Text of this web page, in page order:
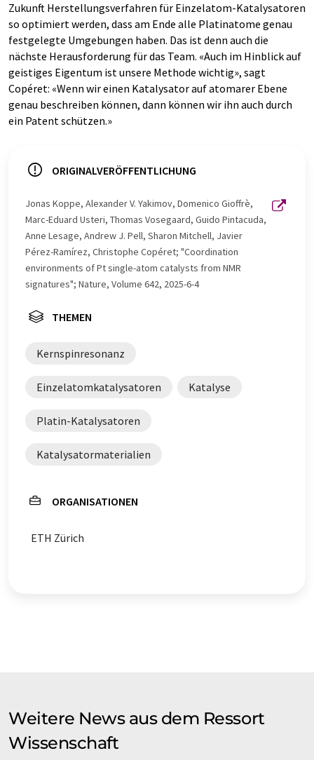
Zukunft Herstellungsverfahren für Einzelatom-Katalysatoren
so optimiert werden, dass am Ende alle Platinatome genau
festgelegte Umgebungen haben. Das ist denn auch die
nächste Herausforderung für das Team. «Auch im Hinblick auf
geistiges Eigentum ist unsere Methode wichtig», sagt
Copéret: «Wenn wir einen Katalysator auf atomarer Ebene
genau beschreiben können, dann können wir ihn auch durch
ein Patent schützen.»
ORIGINALVERÖFFENTLICHUNG
Jonas Koppe, Alexander V. Yakimov, Domenico Gioffrè,
Marc-Eduard Usteri, Thomas Vosegaard, Guido Pintacuda,
Anne Lesage, Andrew J. Pell, Sharon Mitchell, Javier
Pérez-Ramírez, Christophe Copéret; "Coordination
environments of Pt single-atom catalysts from NMR
signatures"; Nature, Volume 642, 2025-6-4
THEMEN
Kernspinresonanz
Einzelatomkatalysatoren Katalyse
Platin-Katalysatoren
Katalysatormaterialien
ORGANISATIONEN
ETH Zürich
Weitere News aus dem Ressort
Wissenschaft